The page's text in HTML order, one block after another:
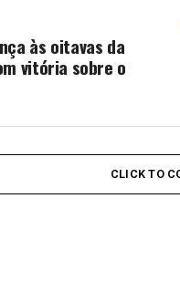
às oitavas da
vitória sobre o
CLICK TO